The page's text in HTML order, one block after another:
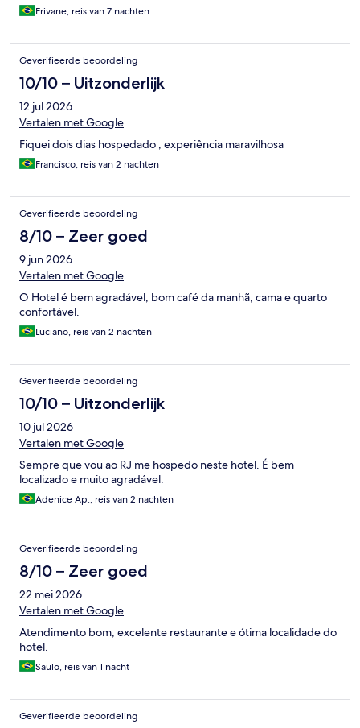
Erivane, reis van 7 nachten
Geverifieerde beoordeling
10/10 – Uitzonderlijk
12 jul 2026
Vertalen met Google
Fiquei dois dias hospedado , experiência maravilhosa
Francisco, reis van 2 nachten
Geverifieerde beoordeling
8/10 – Zeer goed
9 jun 2026
Vertalen met Google
O Hotel é bem agradável, bom café da manhã, cama e quarto
confortável.
Luciano, reis van 2 nachten
Geverifieerde beoordeling
10/10 – Uitzonderlijk
10 jul 2026
Vertalen met Google
Sempre que vou ao RJ me hospedo neste hotel. É bem
localizado e muito agradável.
Adenice Ap., reis van 2 nachten
Geverifieerde beoordeling
8/10 – Zeer goed
22 mei 2026
Vertalen met Google
Atendimento bom, excelente restaurante e ótima localidade do
hotel.
Saulo, reis van 1 nacht
Geverifieerde beoordeling